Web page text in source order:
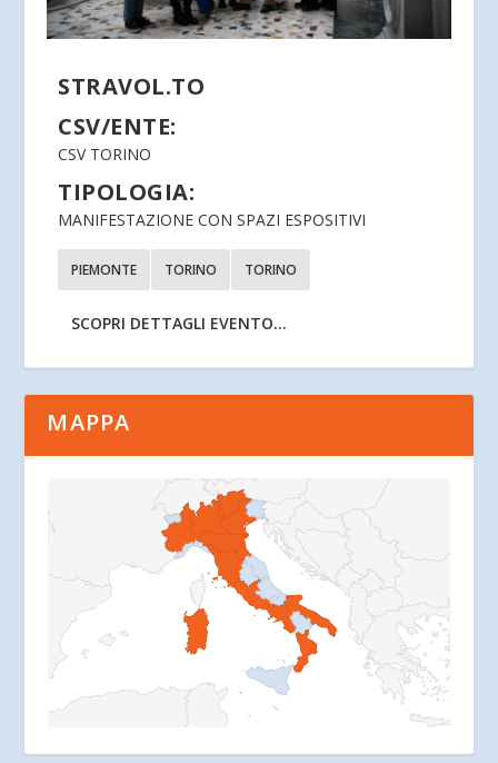
STRAVOL.TO
CSV/ENTE:
CSV TORINO
TIPOLOGIA:
MANIFESTAZIONE CON SPAZI ESPOSITIVI
PIEMONTE TORINO TORINO
SCOPRI DETTAGLI EVENTO...
MAPPA